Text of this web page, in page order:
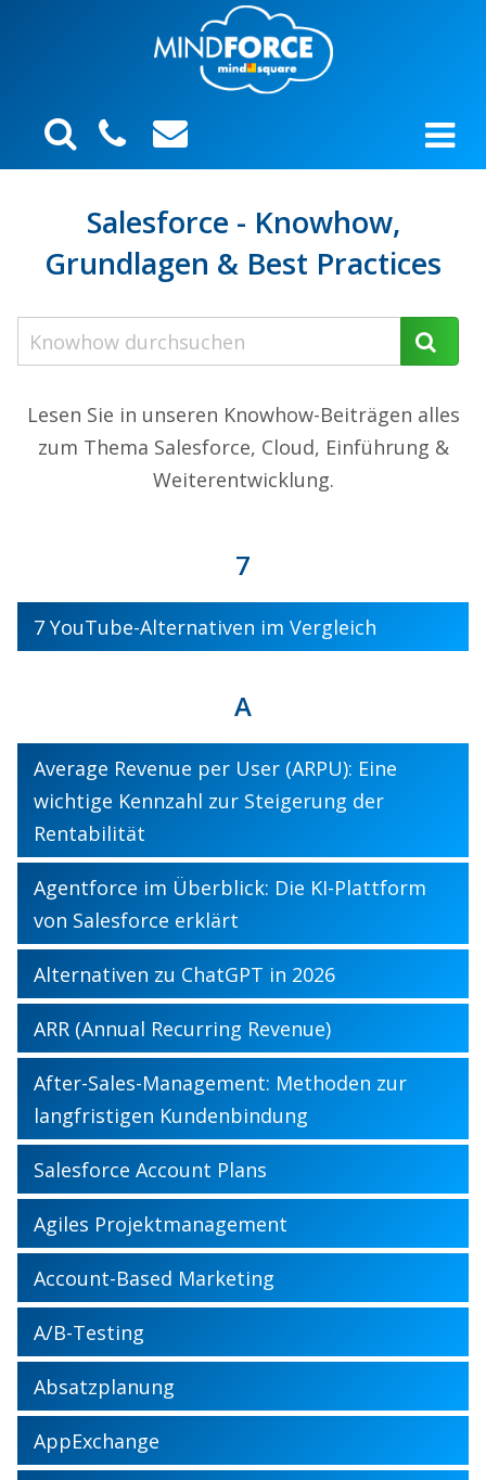
Salesforce - Knowhow,
Grundlagen & Best Practices
Lesen Sie in unseren Knowhow-Beiträgen alles
zum Thema Salesforce, Cloud, Einführung &
Weiterentwicklung.
7
7 YouTube-Alternativen im Vergleich
A
Average Revenue per User (ARPU): Eine
wichtige Kennzahl zur Steigerung der
Rentabilität
Agentforce im Überblick: Die KI-Plattform
von Salesforce erklärt
Alternativen zu ChatGPT in 2026
ARR (Annual Recurring Revenue)
After-Sales-Management: Methoden zur
langfristigen Kundenbindung
Salesforce Account Plans
Agiles Projektmanagement
Account-Based Marketing
A/B-Testing
Absatzplanung
AppExchange